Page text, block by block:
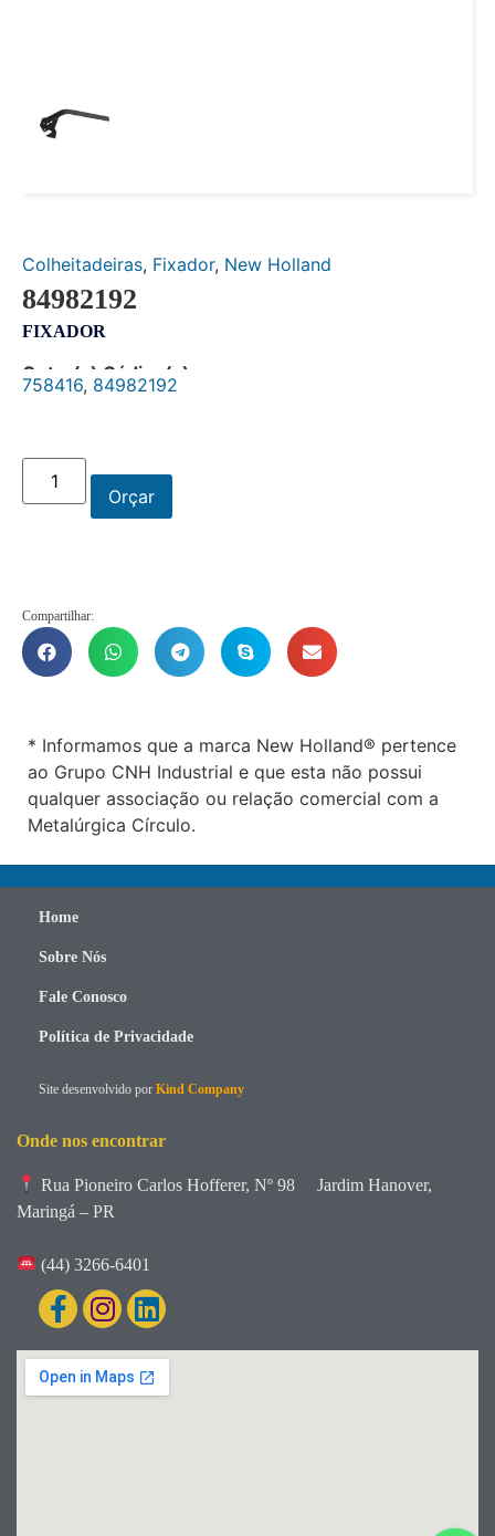
Colheitadeiras, Fixador, New Holland
84982192
FIXADOR
Outro(s) Código(s):
758416, 84982192
Orçar
Compartilhar:
* Informamos que a marca New Holland® pertence
ao Grupo CNH Industrial e que esta não possui
qualquer associação ou relação comercial com a
Metalúrgica Círculo.
Home
Sobre Nós
Fale Conosco
Política de Privacidade
Site desenvolvido por Kind Company
Onde nos encontrar
Rua Pioneiro Carlos Hofferer, Nº 98
Jardim Hanover,
Maringá – PR
(44) 3266-6401